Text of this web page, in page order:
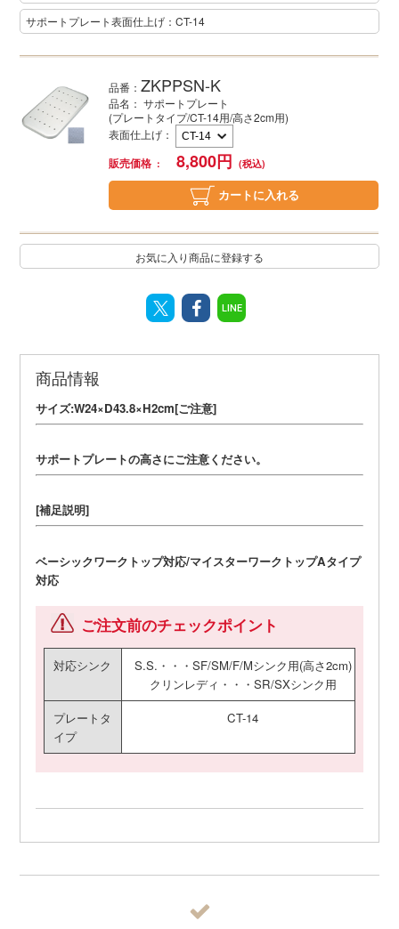
サポートプレート表面仕上げ：CT-14
品番：ZKPPSN-K
品名： サポートプレート
(プレートタイプ/CT-14用/高さ2cm用)
表面仕上げ ：
販売価格
8,800円
カートに入れる
お気に入り商品に登録する
LINE
商品情報
サイズ:W24×D43.8×H2cm[ご注意]
サポートプレートの高さにご注意ください。
[補足説明]
ベーシックワークトップ対応/マイスターワークトップAタイプ
対応
ご注文前のチェックポイント
対応シンク
S.S.・・・SF/SM/F/Mシンク用(高さ2cm)
クリンレディ・・・SR/SXシンク用
プレートタ
イプ
CT-14